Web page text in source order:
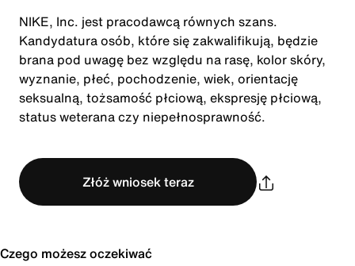
NIKE, Inc. jest pracodawcą równych szans.
Kandydatura osób, które się zakwalifikują, będzie
brana pod uwagę bez względu na rasę, kolor skóry,
wyznanie, płeć, pochodzenie, wiek, orientację
seksualną, tożsamość płciową, ekspresję płciową,
status weterana czy niepełnosprawność.
Złóż wniosek teraz
Czego możesz oczekiwać